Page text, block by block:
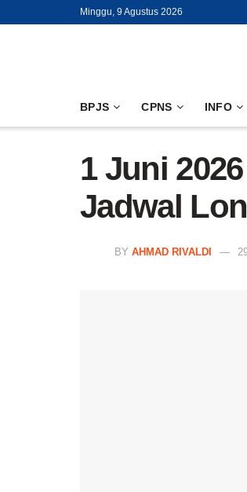
Minggu, 9 Agustus 2026
BPJS CPNS INFO
1 Juni
Jadwal
BY AHMAD RIVALDI